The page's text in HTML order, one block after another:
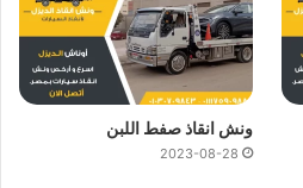
ونش انقاذ صفط اللبن
2023-08-28